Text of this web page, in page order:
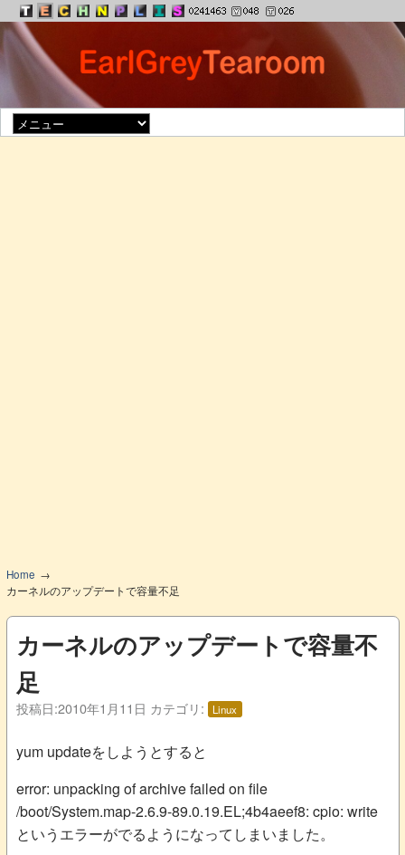
Home
カーネルのアップデートで容量不足
カーネルのアップデートで容量不
足
投稿日:2010年1月11日 カテゴリ: Linux
yum updateをしようとすると
error: unpacking of archive failed on file
/boot/System.map-2.6.9-89.0.19.EL;4b4aeef8: cpio: write
というエラーがでるようになってしまいました。